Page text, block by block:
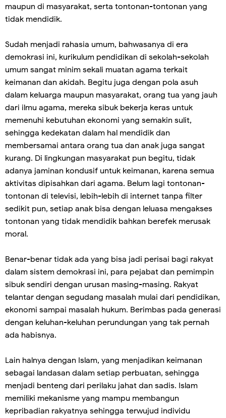
maupun di masyarakat, serta tontonan-tontonan yang
tidak mendidik.
Sudah menjadi rahasia umum, bahwasanya di era
demokrasi ini, kurikulum pendidikan di sekolah-sekolah
umum sangat minim sekali muatan agama terkait
keimanan dan akidah. Begitu juga dengan pola asuh
dalam keluarga maupun masyarakat, orang tua yang jauh
dari ilmu agama, mereka sibuk bekerja keras untuk
memenuhi kebutuhan ekonomi yang semakin sulit,
sehingga kedekatan dalam hal mendidik dan
membersamai antara orang tua dan anak juga sangat
kurang. Di lingkungan masyarakat pun begitu, tidak
adanya jaminan kondusif untuk keimanan, karena semua
aktivitas dipisahkan dari agama. Belum lagi tontonan-
tontonan di televisi, lebih-lebih di internet tanpa filter
sedikit pun, setiap anak bisa dengan leluasa mengakses
tontonan yang tidak mendidik bahkan berefek merusak
moral.
Benar-benar tidak ada yang bisa jadi perisai bagi rakyat
dalam sistem demokrasi ini, para pejabat dan pemimpin
sibuk sendiri dengan urusan masing-masing. Rakyat
telantar dengan segudang masalah mulai dari pendidikan,
ekonomi sampai masalah hukum. Berimbas pada generasi
dengan keluhan-keluhan perundungan yang tak pernah
ada habisnya.
Lain halnya dengan Islam, yang menjadikan keimanan
sebagai landasan dalam setiap perbuatan, sehingga
menjadi benteng dari perilaku jahat dan sadis. Islam
memiliki mekanisme yang mampu membangun
kepribadian rakyatnya sehingga terwujud individu